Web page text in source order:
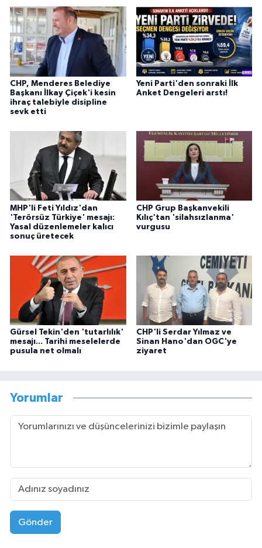
CHP, Menderes Belediye
Başkanı İlkay Çiçek'i kesin
ihraç talebiyle disipline
sevk etti
Yeni Parti'den sonraki İlk
Anket Dengeleri arstı!
MHP'li Feti Yıldız'dan
'Terörsüz Türkiye' mesajı:
Yasal düzenlemeler kalıcı
sonuç üretecek
CHP Grup Başkanvekili
Kılıç'tan 'silahsızlanma'
vurgusu
Gürsel Tekin'den 'tutarlılık'
mesajı... Tarihi meselelerde
pusula net olmalı
CHP'li Serdar Yılmaz ve
Sinan Hano'dan OGC'ye
ziyaret
Yorumlar
Gönder